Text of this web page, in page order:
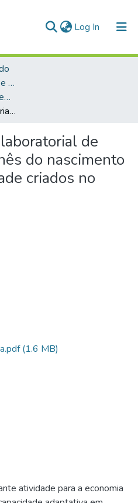
Log In (current)
Saúde Animal (Sanidade e Reprodução de Animais de Produção)
Dissertação - Mestrado em Saúde Animal (Sanidade e Reprodução de Animais de Produção)
Dinâmica clínico-laboratorial de cordeiros Santa Inês do nascimento até 30 dias de idade criados no semiárido
de
do nascimento
criados no
(1.6 MB)
atividade para a economia